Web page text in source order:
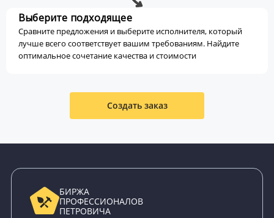
Выберите подходящее
Сравните предложения и выберите исполнителя, который
лучше всего соответствует вашим требованиям. Найдите
оптимальное сочетание качества и стоимости
Создать заказ
БИРЖА
ПРОФЕССИОНАЛОВ
ПЕТРОВИЧА